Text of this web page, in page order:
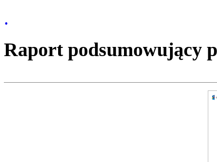
.
Raport podsumowujący